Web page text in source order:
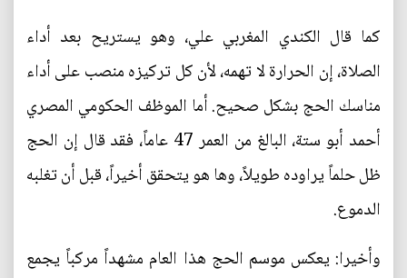
كما قال الكندي المغربي علي، وهو يستريح بعد أداء
الصلاة، إن الحرارة لا تهمه، لأن كل تركيزه منصب على أداء
مناسك الحج بشكل صحيح. أما الموظف الحكومي المصري
أحمد أبو ستة، البالغ من العمر 47 عاماً، فقد قال إن الحج
ظل حلماً يراوده طويلاً، وها هو يتحقق أخيراً، قبل أن تغلبه
الدموع.
وأخيرا: يعكس موسم الحج هذا العام مشهداً مركباً يجمع